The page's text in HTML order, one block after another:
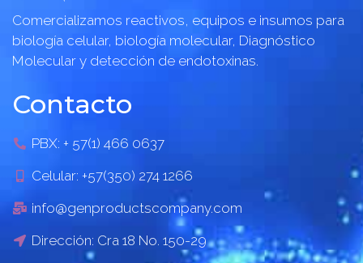
Comercializamos reactivos, equipos e insumos para
biología celular, biología molecular, Diagnóstico
Molecular y detección de endotoxinas.
Contacto
PBX: + 57(1) 466 0637
Celular: +57(350) 274 1266
info@genproductscompany.com
Dirección: Cra 18 No. 150-29